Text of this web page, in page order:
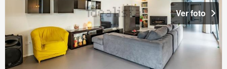
Ver foto